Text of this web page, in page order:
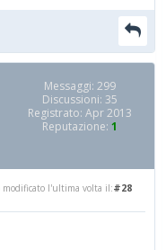
Messaggi: 299
Discussioni: 35
Registrato: Apr 2013
Reputazione: 1
#28
modificato l'ultima volta il: